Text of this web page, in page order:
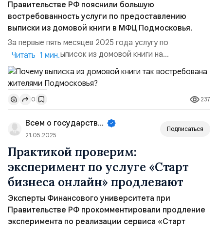
Правительстве РФ пояснили большую
востребованность услуги по предоставлению
выписки из домовой книги в МФЦ Подмосковья.
За первые пять месяцев 2025 года услугу по
оформлению выписок из домовой книги на
региональном портале госуслуг Московской области
получили свыше 300 тысяч раз, и это самая популярная
услуга! Такой высокий спрос объясняется частым
наличием случаев - ситуаций, в которых требуется
данный документ. Примерами ситуаций, когда
требуется выписка из домово...
Читать 1 мин.
0 237
Всем о государственном управле...
21.05.2025
Подписаться
Практикой проверим:
эксперимент по услуге «Старт
бизнеса онлайн» продлевают
Эксперты Финансового университета при
Правительстве РФ прокомментировали продление
эксперимента по реализации сервиса «Старт